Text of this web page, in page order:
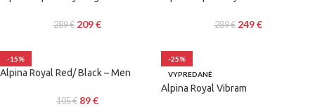
289€ 209€ 289€ 249€
-15%
Alpina Royal Red/ Black – Men
105€ 89€
-25%
VYPREDANÉ
Alpina Royal Vibram